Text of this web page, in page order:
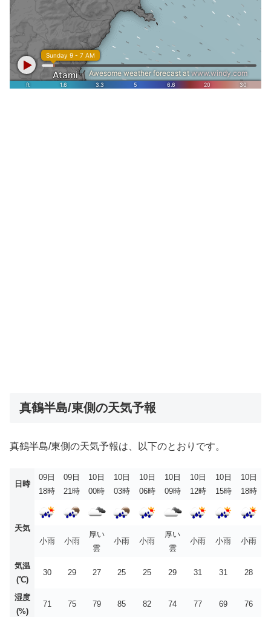
真鶴半島/東側の天気予報
真鶴半島/東側の天気予報は、以下のとおりです。
日時
09日
18時
09日
21時
10日
00時
10日
03時
10日
06時
10日
09時
10日
12時
10日
15時
10日
18時
天気
小雨
小雨
厚い
雲
小雨 小雨
厚い
雲
小雨 小雨 小雨
気温
(℃)
30 29 27 25 25 29 31 31 28
湿度
(%)
71 75 79 85 82 74 77 69 76